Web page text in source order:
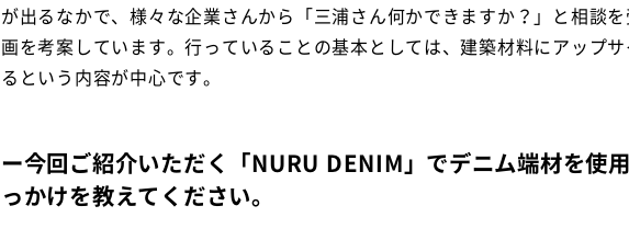
が出るなかで、様々な企業さんから「三浦さん何かできますか？」と相談
画を考案しています。行っていることの基本としては、建築材料にアップ
るという内容が中心です。
ー今回ご紹介いただく「NURU DENIM」でデニム端材を使
っかけを教えてください。